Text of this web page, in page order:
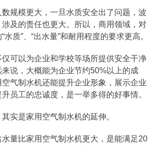
规模更大，一旦水质安全出了问题，波
及的责任也更大。所以，商用领域，对
水质”、“出水量”和耐用程度的要求更高。
可以为企业和学校等场所提供安全干净
说，大概能为企业节约50%以上的成
气制水机还能提升企业形象，展示企业
员工的忠诚度，是一举多得的好事情。
实是家用空气制水机的延伸。
量比家用空气制水机更大，是能满足20